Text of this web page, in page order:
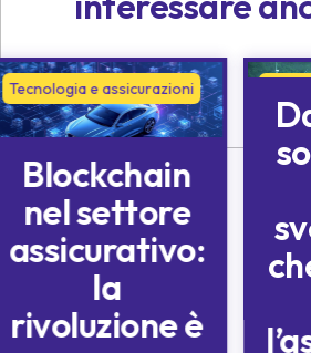
Tecnologia e assicurazioni
Blockchain
nel settore
assicurativo:
la
rivoluzione è